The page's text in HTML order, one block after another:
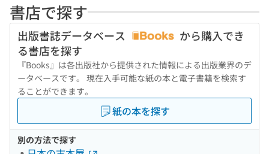
書店で探す
出版書誌データベース
から購入でき
る書店を探す
『Books』は各出版社から提供された情報による出版業界のデ
ータベースです。 現在入手可能な紙の本と電子書籍を検索す
ることができます。
紙の本を探す
別の方法で探す